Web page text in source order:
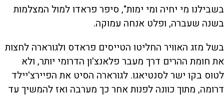
בשבילנו מי יחיה ומי ימות", סיפר פראדו למול המצלמות
בשנה שעברה, ופלט אנחה עמוקה.
בשל מזג האוויר החליטו הטייסים פראדס ולגורארה לחצות
את חומת ההרים דרך מעבר פלאנצ'ון הדרומי יותר, ולא
לטוס בקו ישר לסנטיאגו. לגורארה הסיט את הפיירצ'יילד
דרומה, מתוך כוונה לפנות אחר כך מערבה ואז להמשיך עד